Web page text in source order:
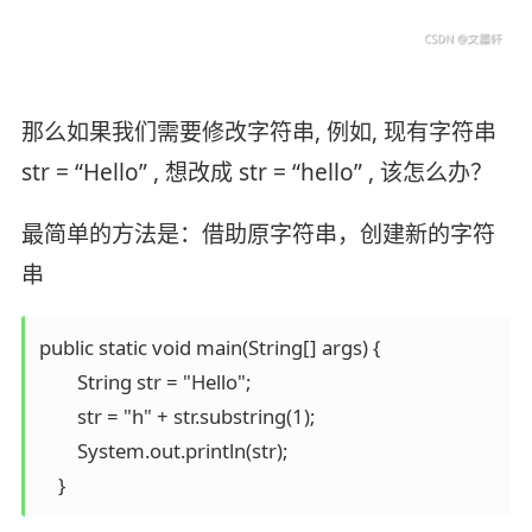
那么如果我们需要修改字符串, 例如, 现有字符串
str = “Hello” , 想改成 str = “hello” , 该怎么办？
最简单的方法是：借助原字符串，创建新的字符
串
public static void main(String[] args) {
        String str = "Hello";
        str = "h" + str.substring(1);
        System.out.println(str);
    }